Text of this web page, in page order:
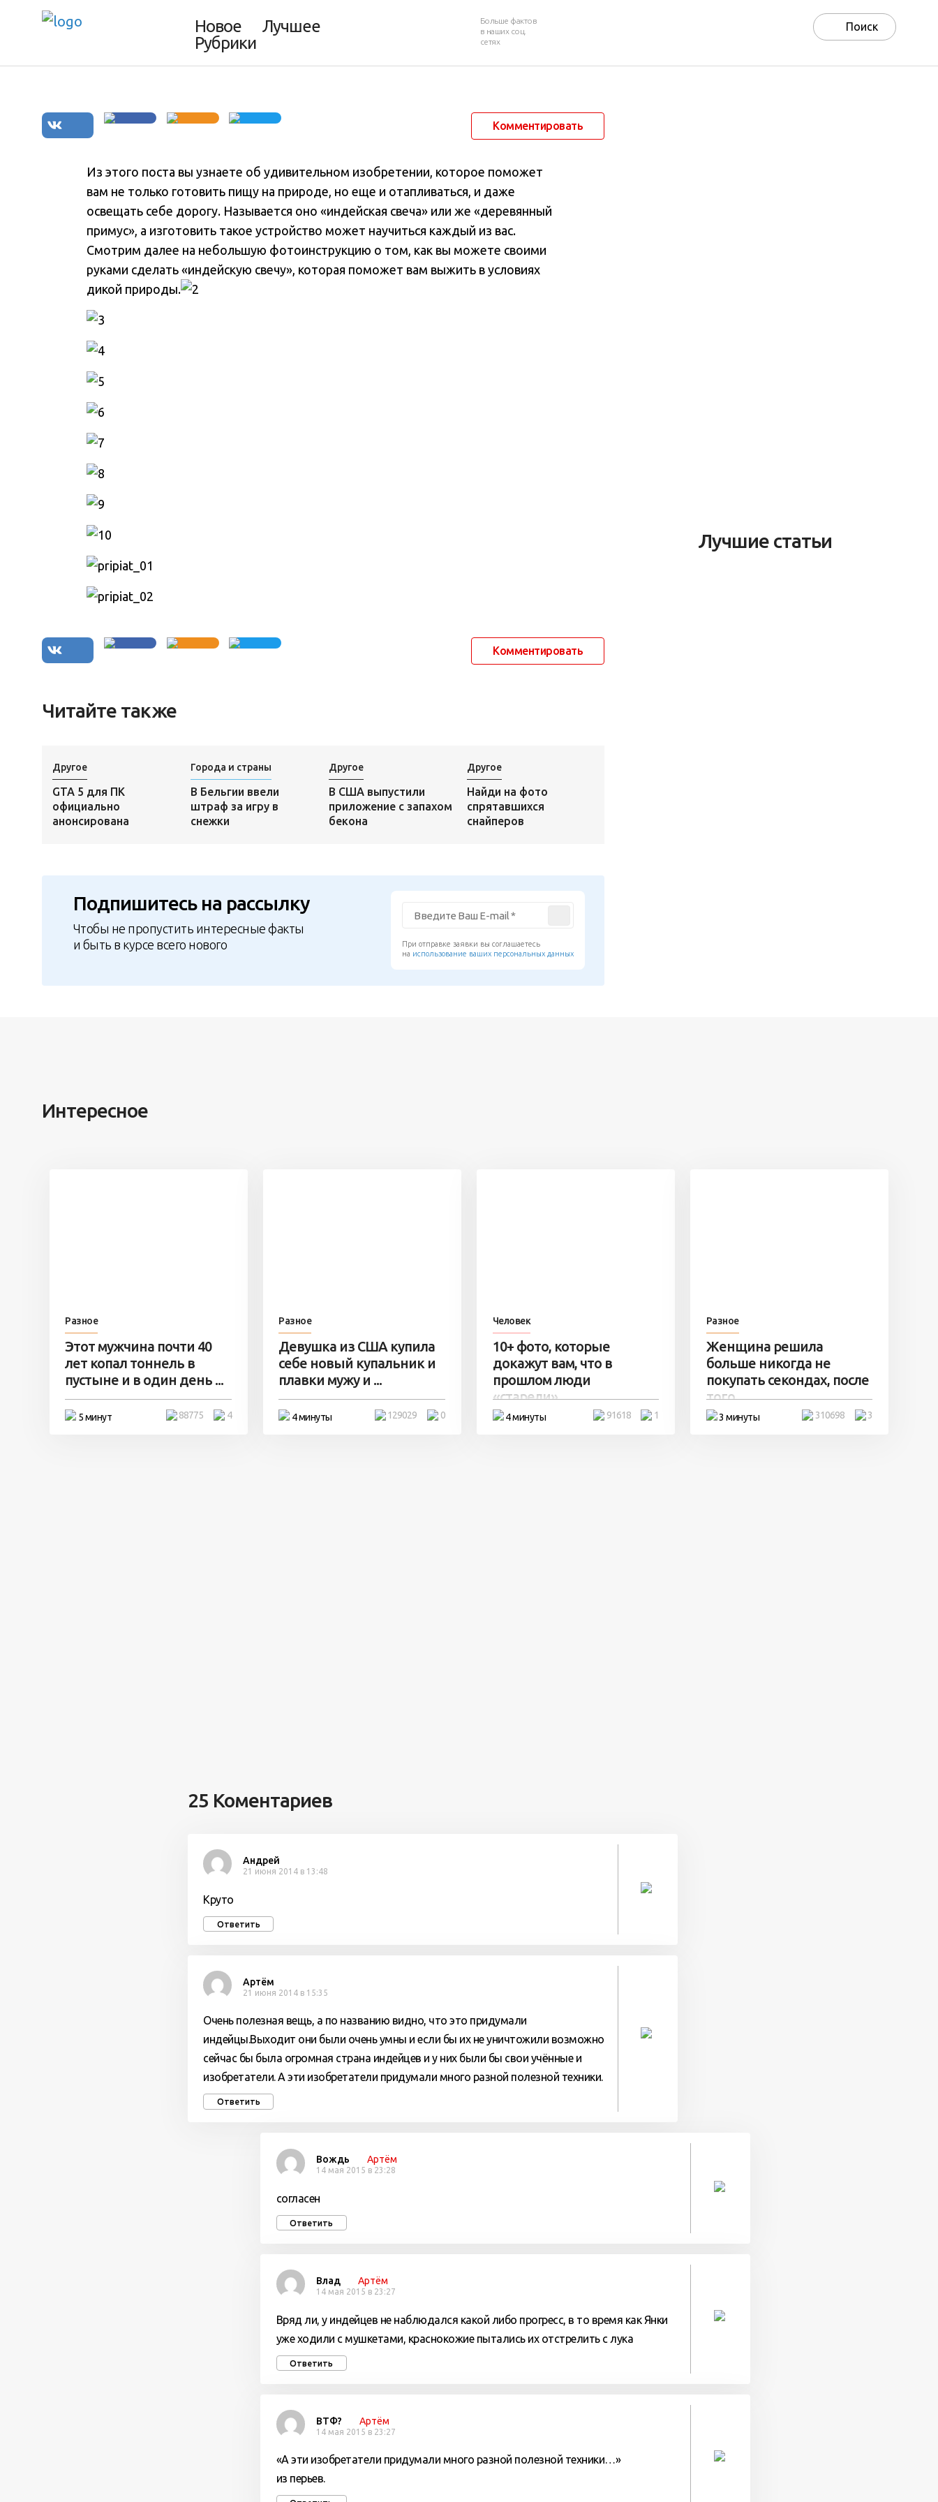
Новое
Лучшее
Рубрики
Больше фактов
в наших соц.
сетях
своими руками
Комментировать
Из этого поста вы узнаете об удивительном изобретении, которое поможет
вам не только готовить пищу на природе, но еще и отапливаться, и даже
освещать себе дорогу. Называется оно «индейская свеча» или же «деревянный
примус», а изготовить такое устройство может научиться каждый из вас.
Смотрим далее на небольшую фотоинструкцию о том, как вы можете своими
руками сделать «индейскую свечу», которая поможет вам выжить в условиях
дикой природы.
Комментировать
Читайте также
Другое
GTA 5 для ПК
официально
анонсирована
Города и страны
В Бельгии ввели
штраф за игру в
снежки
Другое
В США выпустили
приложение с запахом
бекона
Другое
Найди на фото
спрятавшихся
снайперов
Подпишитесь на рассылку
Чтобы не пропустить интересные факты
и быть в курсе всего нового
При отправке заявки вы соглашаетесь
на использование ваших персональных данных
Лучшие статьи
Интересное
Разное
Этот мужчина почти 40
лет копал тоннель в
пустыне и в один день ...
5 минут 4
88775
Разное
Девушка из США купила
себе новый купальник и
плавки мужу и ...
4 минуты 0
129029
Человек
10+ фото, которые
докажут вам, что в
прошлом люди
«старели» ...
4 минуты 1
91618
Разное
Женщина решила
больше никогда не
покупать секондах, после
того ...
3 минуты 3
310698
25 Коментариев
Андрей
21 июня 2014 в 13:48
Круто
Ответить
Артём
21 июня 2014 в 15:35
Очень полезная вещь, а по названию видно, что это придумали
индейцы.Выходит они были очень умны и если бы их не уничтожили возможно
сейчас бы была огромная страна индейцев и у них были бы свои учённые и
изобретатели. А эти изобретатели придумали много разной полезной техники.
Ответить
Вождь Артём
14 мая 2015 в 23:28
согласен
Ответить
Влад Артём
14 мая 2015 в 23:27
Вряд ли, у индейцев не наблюдался какой либо прогресс, в то время как Янки
уже ходили с мушкетами, краснокожие пытались их отстрелить с лука
Ответить
ВТФ? Артём
14 мая 2015 в 23:27
«А эти изобретатели придумали много разной полезной техники…»
из перьев.